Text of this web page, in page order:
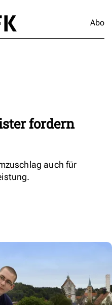
Abo
fordern
auch für